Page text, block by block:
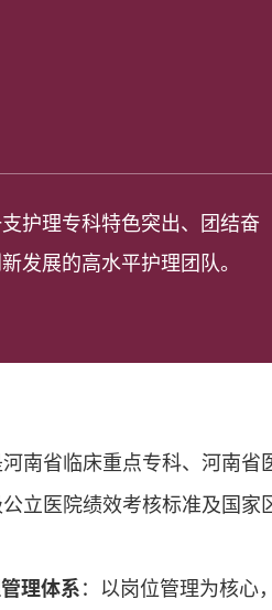
护理专科特色突出、团结奋
发展的高水平护理团队。
南省临床重点专科、河南
立医院绩效考核标准及国
理体系：以岗位管理为核心